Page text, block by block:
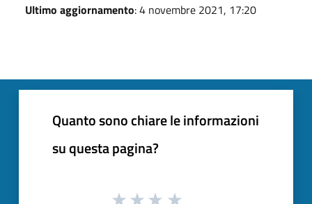
Ultimo aggiornamento: 4 novembre 2021, 17:20
Quanto sono chiare le informazioni
su questa pagina?